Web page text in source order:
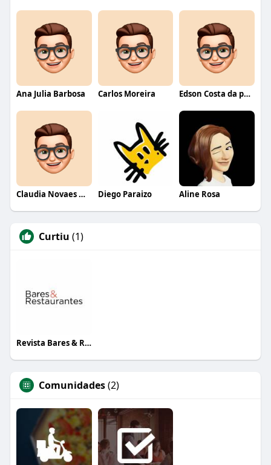
Ana Julia Barbosa Carlos Moreira Edson Costa da paixão
Claudia Novaes Novaes Diego Paraizo Aline Rosa
Curtiu (1)
Revista Bares & Restaurantes
Comunidades(2)